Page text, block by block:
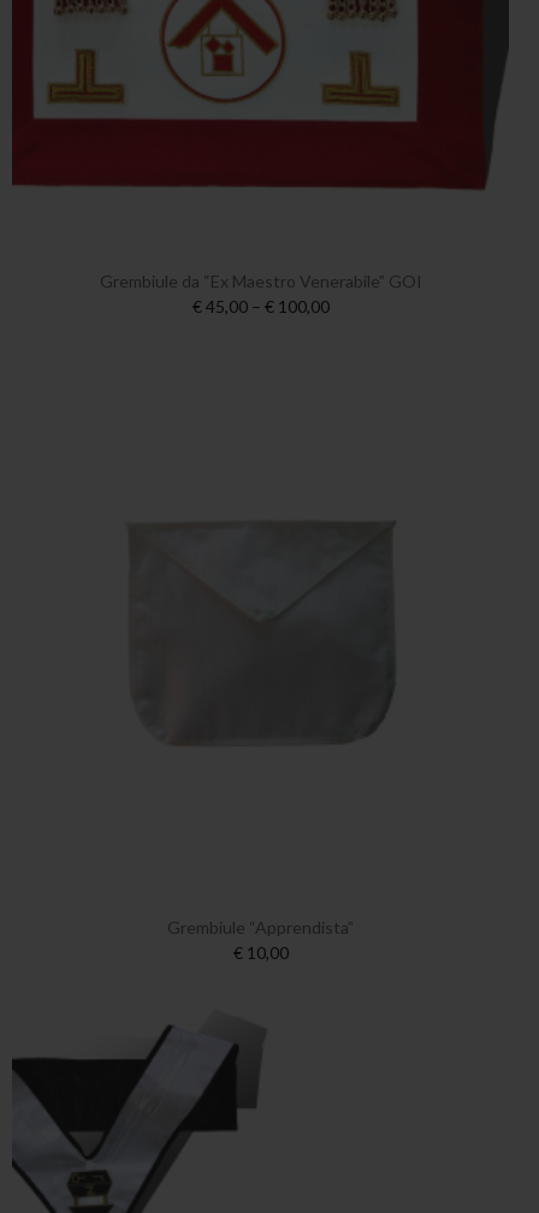
Grembiule da “Ex Maestro Venerabile” GOI
€ 45,00 – € 100,00
Grembiule “Apprendista”
€ 10,00